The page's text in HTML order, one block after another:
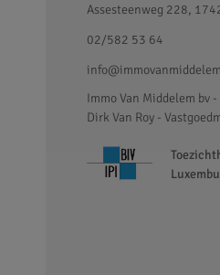
Assesteenweg 228,
02/582 53 64
Immo Van Middelem bv
Dirk Van Roy -